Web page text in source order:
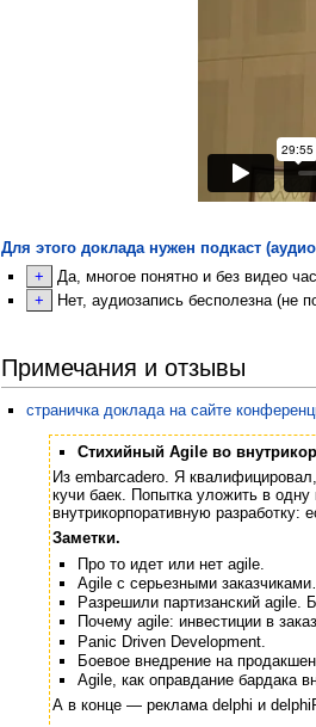
Для этого доклада нужен подкаст
Да, многое понятно и без видео
Нет, аудиозапись бесполезна (не
Примечания и отзывы
страничка доклада на сайте
Стихийный Agile во
Из embarcadero. Я
кучи баек. Попытка уложить в
внутрикорпоративную разработку:
Заметки.
Про то идет или нет agile.
Agile с серьезными
Разрешили партизанский agile.
Почему agile: инвестиции в
Panic Driven Development.
Боевое внедрение на
Agile, как оправдание бардака
А в конце — реклама delphi и